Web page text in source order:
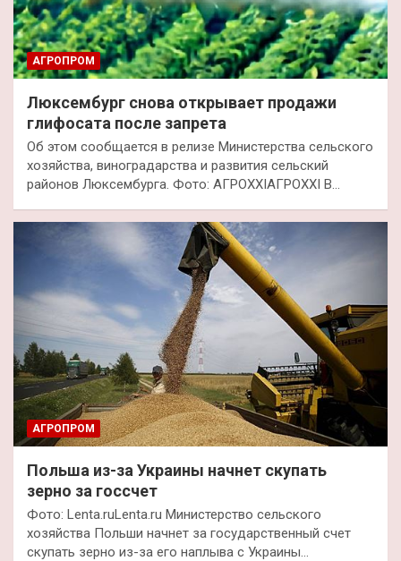
АГРОПРОМ
Люксембург снова открывает продажи
глифосата после запрета
Об этом сообщается в релизе Министерства сельского
хозяйства, виноградарства и развития сельский
районов Люксембурга. Фото: АГРОXXIАГРОXXI В…
АГРОПРОМ
Польша из-за Украины начнет скупать
зерно за госсчет
Фото: Lenta.ruLenta.ru Министерство сельского
хозяйства Польши начнет за государственный счет
скупать зерно из-за его наплыва с Украины…